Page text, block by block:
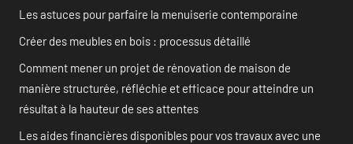
Les astuces pour parfaire la menuiserie contemporaine
Créer des meubles en bois : processus détaillé
Comment mener un projet de rénovation de maison de
manière structurée, réfléchie et efficace pour atteindre un
résultat à la hauteur de ses attentes
Les aides financières disponibles pour vos travaux avec une